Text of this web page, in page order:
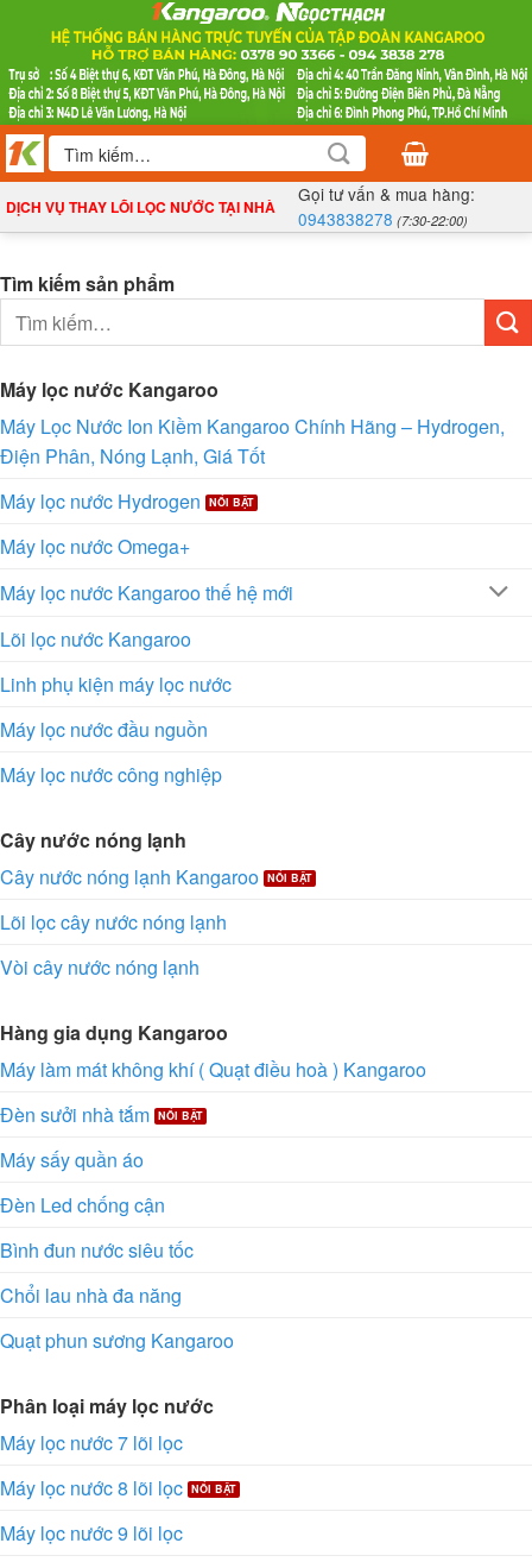
nội
dung
Tìm
kiếm:
DỊCH VỤ THAY LÕI LỌC NƯỚC TẠI NHÀ
Gọi tư vấn & mua hàng:
0943838278 (7:30-22:00)
Tìm kiếm sản phẩm
kiếm:
Máy lọc nước Kangaroo
Máy Lọc Nước Ion Kiềm Kangaroo Chính Hãng – Hydrogen,
Điện Phân, Nóng Lạnh, Giá Tốt
Máy lọc nước Hydrogen
Máy lọc nước Omega+
Máy lọc nước Kangaroo thế hệ mới
Lõi lọc nước Kangaroo
Linh phụ kiện máy lọc nước
Máy lọc nước đầu nguồn
Máy lọc nước công nghiệp
Cây nước nóng lạnh
Cây nước nóng lạnh Kangaroo
Lõi lọc cây nước nóng lạnh
Vòi cây nước nóng lạnh
Hàng gia dụng Kangaroo
Máy làm mát không khí ( Quạt điều hoà ) Kangaroo
Đèn sưởi nhà tắm
Máy sấy quần áo
Đèn Led chống cận
Bình đun nước siêu tốc
Chổi lau nhà đa năng
Quạt phun sương Kangaroo
Phân loại máy lọc nước
Máy lọc nước 7 lõi lọc
Máy lọc nước 8 lõi lọc
Máy lọc nước 9 lõi lọc